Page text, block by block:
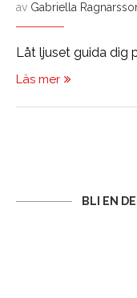
av Gabriella
Låt ljuset guida dig
Läs mer
BLI EN